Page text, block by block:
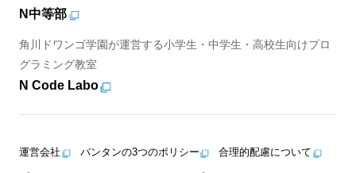
N中等部
角川ドワンゴ学園が運営する小学生・中学生・高校生向けプロ
グラミング教室
N Code Labo
運営会社 バンタンの3つのポリシー 合理的配慮について